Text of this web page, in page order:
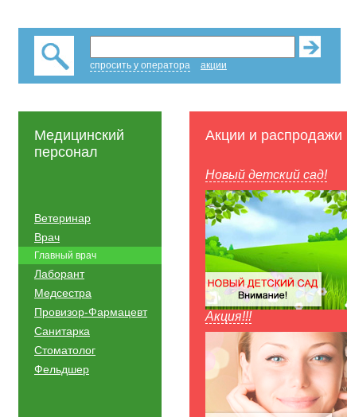
спросить у оператора акции
Медицинский
персонал
Ветеринар
Врач
Главный врач
Лаборант
Медсестра
Провизор-Фармацевт
Санитарка
Стоматолог
Фельдшер
Акции и распродажи
Новый детский сад!
Акция!!!